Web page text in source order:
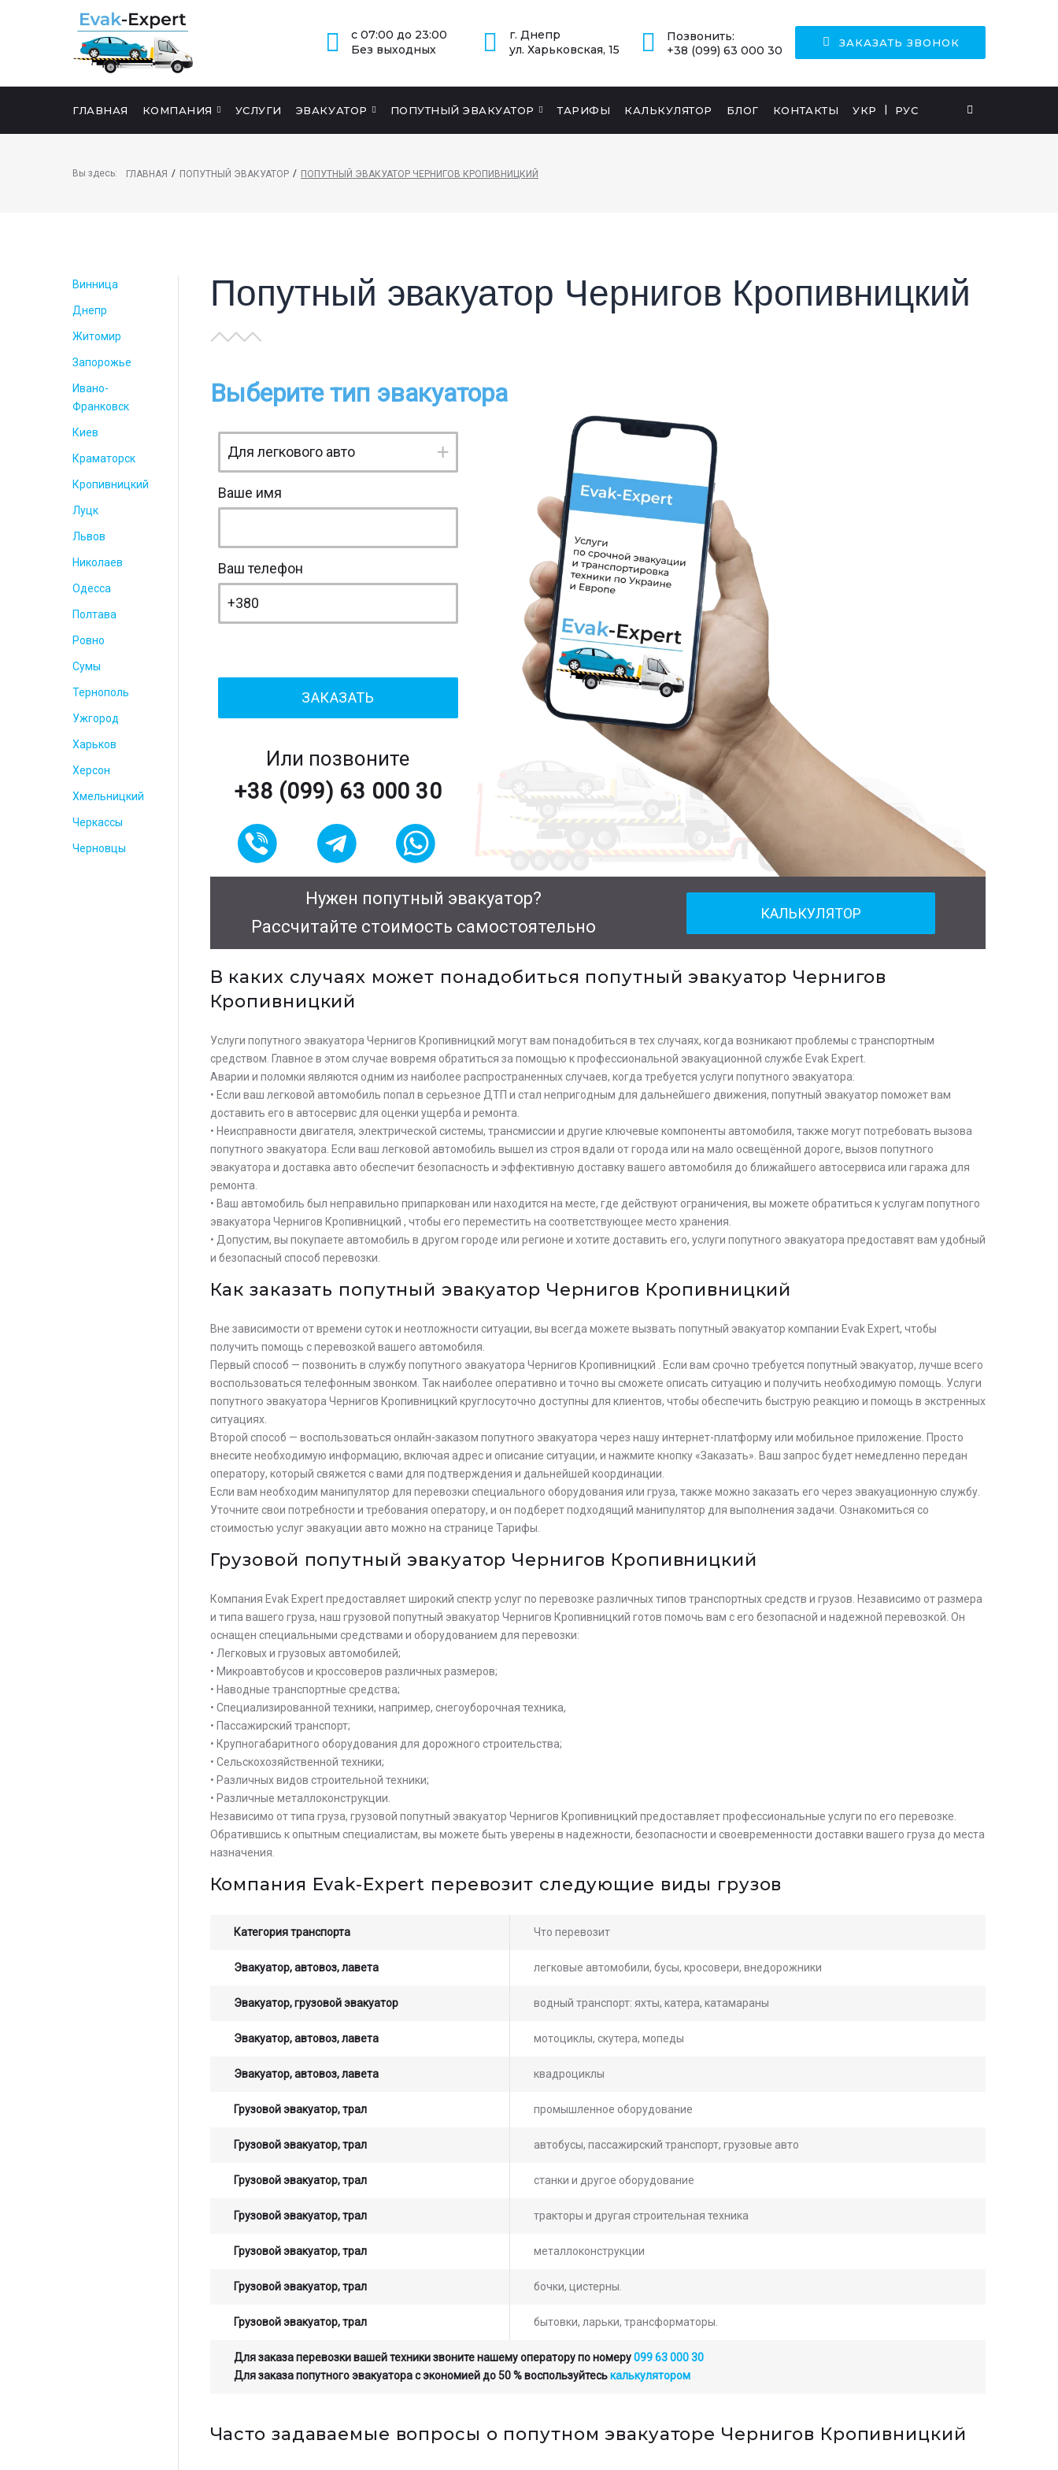
с 07:00 до 23:00
Без выходных
г. Днепр
ул. Харьковская, 15
Позвонить:
+38 (099) 63 000 30
ЗАКАЗАТЬ ЗВОНОК
ГЛАВНАЯ КОМПАНИЯ УСЛУГИ ЭВАКУАТОР ПОПУТНЫЙ ЭВАКУАТОР ТАРИФЫ КАЛЬКУЛЯТОР БЛОГ КОНТАКТЫ УКР РУС
Вы здесь: ГЛАВНАЯ / ПОПУТНЫЙ ЭВАКУАТОР / ПОПУТНЫЙ ЭВАКУАТОР ЧЕРНИГОВ КРОПИВНИЦКИЙ
Винница
Днепр
Житомир
Запорожье
Ивано-
Франковск
Киев
Краматорск
Кропивницкий
Луцк
Львов
Николаев
Одесса
Полтава
Ровно
Сумы
Тернополь
Ужгород
Харьков
Херсон
Хмельницкий
Черкассы
Черновцы
Попутный эвакуатор Чернигов Кропивницкий
Выберите тип эвакуатора
Ваше имя
Ваш телефон
Или позвоните
+38 (099) 63 000 30
Нужен попутный эвакуатор?
Рассчитайте стоимость самостоятельно
КАЛЬКУЛЯТОР
В каких случаях может понадобиться попутный эвакуатор Чернигов
Кропивницкий
Услуги попутного эвакуатора Чернигов Кропивницкий могут вам понадобиться в тех случаях, когда возникают проблемы с транспортным
средством. Главное в этом случае вовремя обратиться за помощью к профессиональной эвакуационной службе Evak Expert.
Аварии и поломки являются одним из наиболее распространенных случаев, когда требуется услуги попутного эвакуатора:
• Если ваш легковой автомобиль попал в серьезное ДТП и стал непригодным для дальнейшего движения, попутный эвакуатор поможет вам
доставить его в автосервис для оценки ущерба и ремонта.
• Неисправности двигателя, электрической системы, трансмиссии и другие ключевые компоненты автомобиля, также могут потребовать вызова
попутного эвакуатора. Если ваш легковой автомобиль вышел из строя вдали от города или на мало освещённой дороге, вызов попутного
эвакуатора и доставка авто обеспечит безопасность и эффективную доставку вашего автомобиля до ближайшего автосервиса или гаража для
ремонта.
• Ваш автомобиль был неправильно припаркован или находится на месте, где действуют ограничения, вы можете обратиться к услугам попутного
эвакуатора Чернигов Кропивницкий , чтобы его переместить на соответствующее место хранения.
• Допустим, вы покупаете автомобиль в другом городе или регионе и хотите доставить его, услуги попутного эвакуатора предоставят вам удобный
и безопасный способ перевозки.
Как заказать попутный эвакуатор Чернигов Кропивницкий
Вне зависимости от времени суток и неотложности ситуации, вы всегда можете вызвать попутный эвакуатор компании Evak Expert, чтобы
получить помощь с перевозкой вашего автомобиля.
Первый способ — позвонить в службу попутного эвакуатора Чернигов Кропивницкий . Если вам срочно требуется попутный эвакуатор, лучше всего
воспользоваться телефонным звонком. Так наиболее оперативно и точно вы сможете описать ситуацию и получить необходимую помощь. Услуги
попутного эвакуатора Чернигов Кропивницкий круглосуточно доступны для клиентов, чтобы обеспечить быструю реакцию и помощь в экстренных
ситуациях.
Второй способ — воспользоваться онлайн-заказом попутного эвакуатора через нашу интернет-платформу или мобильное приложение. Просто
внесите необходимую информацию, включая адрес и описание ситуации, и нажмите кнопку «Заказать». Ваш запрос будет немедленно передан
оператору, который свяжется с вами для подтверждения и дальнейшей координации.
Если вам необходим манипулятор для перевозки специального оборудования или груза, также можно заказать его через эвакуационную службу.
Уточните свои потребности и требования оператору, и он подберет подходящий манипулятор для выполнения задачи. Ознакомиться со
стоимостью услуг эвакуации авто можно на странице Тарифы.
Грузовой попутный эвакуатор Чернигов Кропивницкий
Компания Evak Expert предоставляет широкий спектр услуг по перевозке различных типов транспортных средств и грузов. Независимо от размера
и типа вашего груза, наш грузовой попутный эвакуатор Чернигов Кропивницкий готов помочь вам с его безопасной и надежной перевозкой. Он
оснащен специальными средствами и оборудованием для перевозки:
• Легковых и грузовых автомобилей;
• Микроавтобусов и кроссоверов различных размеров;
• Наводные транспортные средства;
• Специализированной техники, например, снегоуборочная техника,
• Пассажирский транспорт;
• Крупногабаритного оборудования для дорожного строительства;
• Сельскохозяйственной техники;
• Различных видов строительной техники;
• Различные металлоконструкции.
Независимо от типа груза, грузовой попутный эвакуатор Чернигов Кропивницкий предоставляет профессиональные услуги по его перевозке.
Обратившись к опытным специалистам, вы можете быть уверены в надежности, безопасности и своевременности доставки вашего груза до места
назначения.
Компания Evak-Expert перевозит следующие виды грузов
Категория транспорта Что перевозит
Эвакуатор, автовоз, лавета легковые автомобили, бусы, кросовери, внедорожники
Эвакуатор, грузовой эвакуатор водный транспорт: яхты, катера, катамараны
Эвакуатор, автовоз, лавета мотоциклы, скутера, мопеды
Эвакуатор, автовоз, лавета квадроциклы
Грузовой эвакуатор, трал промышленное оборудование
Грузовой эвакуатор, трал автобусы, пассажирский транспорт, грузовые авто
Грузовой эвакуатор, трал станки и другое оборудование
Грузовой эвакуатор, трал тракторы и другая строительная техника
Грузовой эвакуатор, трал металлоконструкции
Грузовой эвакуатор, трал бочки, цистерны.
Грузовой эвакуатор, трал бытовки, ларьки, трансформаторы.
Для заказа перевозки вашей техники звоните нашему оператору по номеру099 63 000 30
Для заказа попутного эвакуатора с экономией до 50 % воспользуйтеськалькулятором
Часто задаваемые вопросы о попутном эвакуаторе Чернигов Кропивницкий
Оставьте заявку на просчет
стоимости услуг с нашим
оператором
ПОИСК НА САЙТЕ